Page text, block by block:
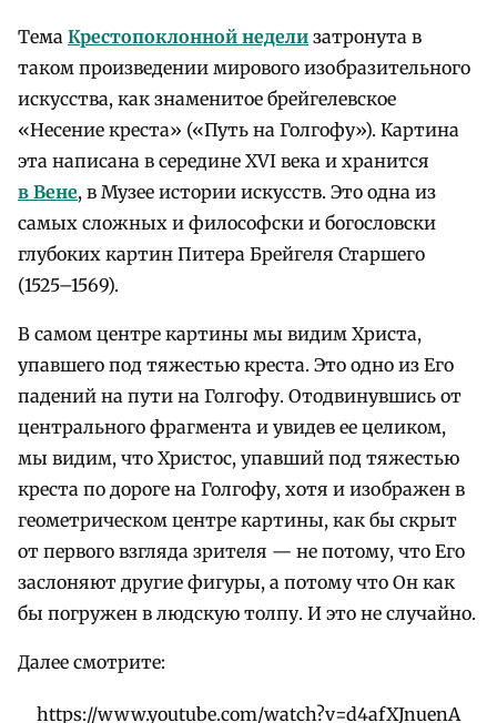
Тема Крестопоклонной недели затронута в
таком произведении мирового изобразительного
искусства, как знаменитое брейгелевское
«Несение креста» («Путь на Голгофу»). Картина
эта написана в середине XVI века и хранится
в Вене, в Музее истории искусств. Это одна из
самых сложных и философски и богословски
глубоких картин Питера Брейгеля Старшего
(1525–1569).
В самом центре картины мы видим Христа,
упавшего под тяжестью креста. Это одно из Его
падений на пути на Голгофу. Отодвинувшись от
центрального фрагмента и увидев ее целиком,
мы видим, что Христос, упавший под тяжестью
креста по дороге на Голгофу, хотя и изображен в
геометрическом центре картины, как бы скрыт
от первого взгляда зрителя — не потому, что Его
заслоняют другие фигуры, а потому что Он как
бы погружен в людскую толпу. И это не случайно.
Далее смотрите:
https://www.youtube.com/watch?v=d4afXJnuenA